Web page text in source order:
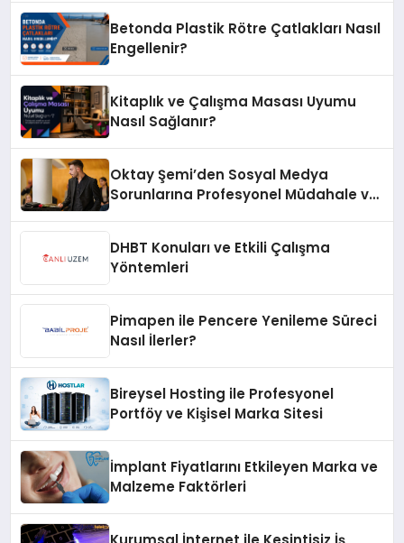
Betonda Plastik Rötre Çatlakları Nasıl
Engellenir?
Kitaplık ve Çalışma Masası Uyumu
Nasıl Sağlanır?
Oktay Şemi’den Sosyal Medya
Sorunlarına Profesyonel Müdahale ve
DHBT Konuları ve Etkili Çalışma
Yöntemleri
Pimapen ile Pencere Yenileme Süreci
Nasıl İlerler?
Bireysel Hosting ile Profesyonel
Portföy ve Kişisel Marka Sitesi
İmplant Fiyatlarını Etkileyen Marka ve
Malzeme Faktörleri